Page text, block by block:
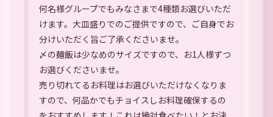
何名様グループでもみなさまで4種類お選びいただ
けます。大皿盛りでのご提供ですので、ご自身でお
分けいただく旨ご了承くださいませ。
〆の麺飯は少なめのサイズですので、お1人様ずつ
お選びくださいませ。
売り切れてるお料理はお選びいただけなくなりま
すので、何品かでもチョイスしお料理確保するの